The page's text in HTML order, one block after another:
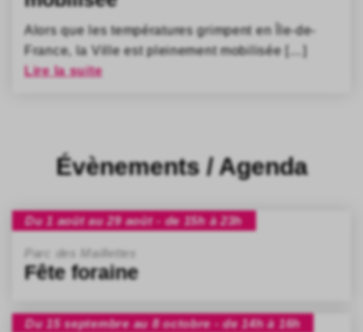
Alors que les températures grimpent en Île-de-
France, la Ville est pleinement mobilisée […]
Lire la suite
Évènements / Agenda
Du 1 août au 29 août - de 15h à 23h
Parc des Maillettes
Fête foraine
Du 15 septembre au 8 octobre - de 14h à 16h